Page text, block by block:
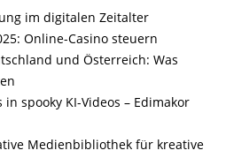
im digitalen Zeitalter
Online-Casino steuern
und Österreich: Was
spooky KI-Videos – Edimakor
Medienbibliothek für kreative